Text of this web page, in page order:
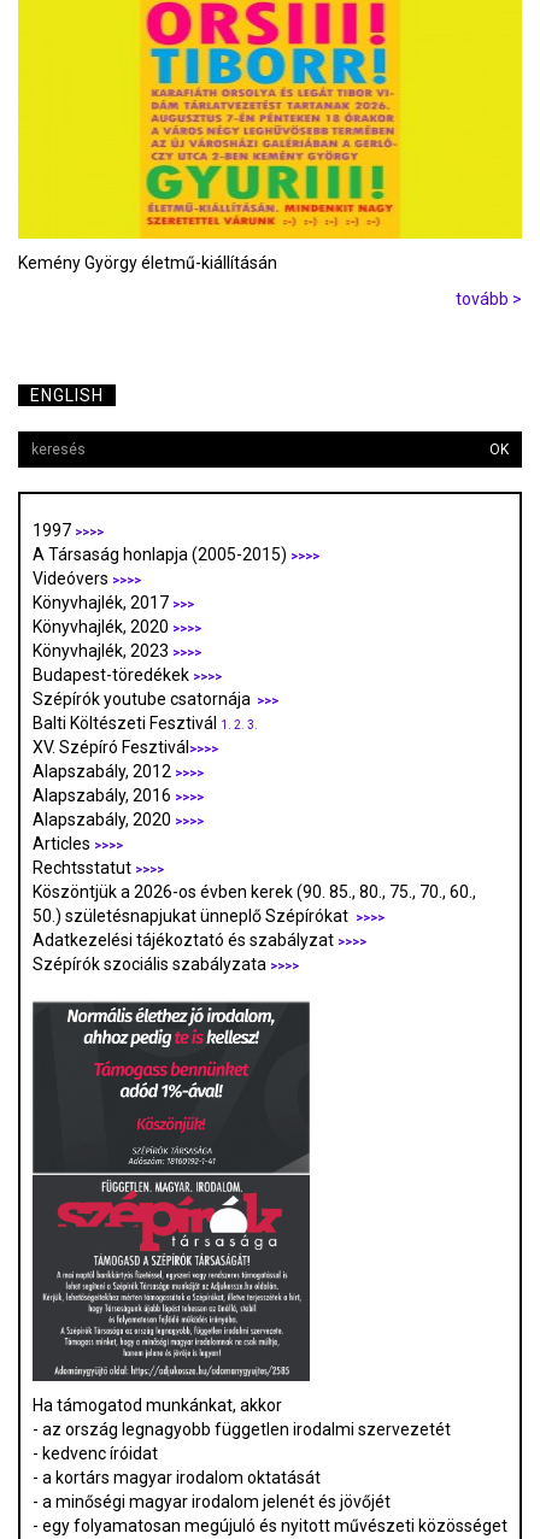
Kemény György életmű-kiállításán
tovább >
ENGLISH
OK
1997 >>>>
A Társaság honlapja (2005-2015) >>>>
Videóvers >>>>
Könyvhajlék, 2017 >>>
Könyvhajlék, 2020 >>>>
Könyvhajlék, 2023 >>>>
Budapest-töredékek >>>>
Szépírók youtube csatornája >>>
Balti Költészeti Fesztivál 1. 2. 3.
XV. Szépíró Fesztivál >>>>
Alapszabály, 2012 >>>>
Alapszabály, 2016 >>>>
Alapszabály, 2020 >>>>
Articles >>>>
Rechtsstatut >>>>
Köszöntjük a 2026-os évben kerek (90. 85., 80., 75., 70., 60.,
50.) születésnapjukat ünneplő Szépírókat
>>>>
Adatkezelési tájékoztató és szabályzat >>>>
Szépírók szociális szabályzata >>>>
Ha támogatod munkánkat, akkor
- az ország legnagyobb független irodalmi szervezetét
- kedvenc íróidat
- a kortárs magyar irodalom oktatását
- a minőségi magyar irodalom jelenét és jövőjét
- egy folyamatosan megújuló és nyitott művészeti közösséget